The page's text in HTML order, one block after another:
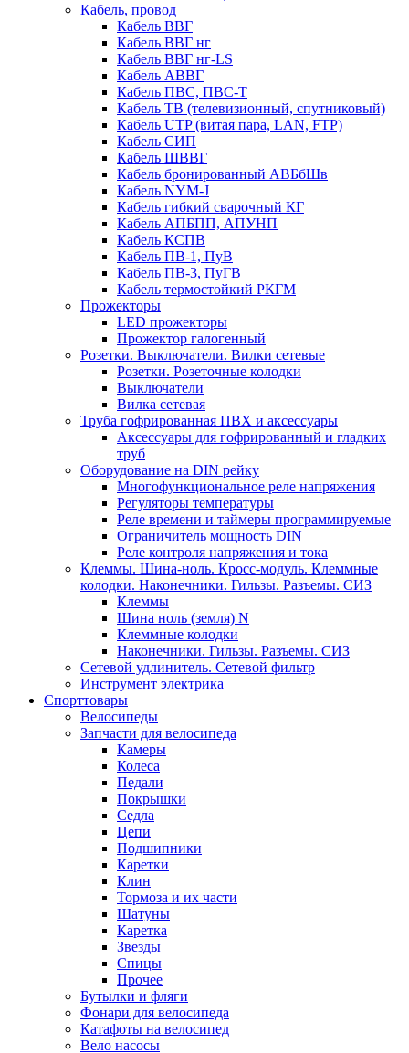
Кабель, провод
Кабель ВВГ
Кабель ВВГ нг
Кабель ВВГ нг-LS
Кабель АВВГ
Кабель ПВС, ПВС-Т
Кабель ТВ (телевизионный, спутниковый)
Кабель UTP (витая пара, LAN, FTP)
Кабель СИП
Кабель ШВВГ
Кабель бронированный АВБбШв
Кабель NYM-J
Кабель гибкий сварочный КГ
Кабель АПБПП, АПУНП
Кабель КСПВ
Кабель ПВ-1, ПуВ
Кабель ПВ-3, ПуГВ
Кабель термостойкий РКГМ
Прожекторы
LED прожекторы
Прожектор галогенный
Розетки. Выключатели. Вилки сетевые
Розетки. Розеточные колодки
Выключатели
Вилка сетевая
Труба гофрированная ПВХ и аксессуары
Аксессуары для гофрированный и гладких
труб
Оборудование на DIN рейку
Многофункциональное реле напряжения
Регуляторы температуры
Реле времени и таймеры программируемые
Ограничитель мощность DIN
Реле контроля напряжения и тока
Клеммы. Шина-ноль. Кросс-модуль. Клеммные
колодки. Наконечники. Гильзы. Разъемы. СИЗ
Клеммы
Шина ноль (земля) N
Клеммные колодки
Наконечники. Гильзы. Разъемы. СИЗ
Сетевой удлинитель. Сетевой фильтр
Инструмент электрика
Спорттовары
Велосипеды
Запчасти для велосипеда
Камеры
Колеса
Педали
Покрышки
Седла
Цепи
Подшипники
Каретки
Клин
Тормоза и их части
Шатуны
Каретка
Звезды
Спицы
Прочее
Бутылки и фляги
Фонари для велосипеда
Катафоты на велосипед
Вело насосы